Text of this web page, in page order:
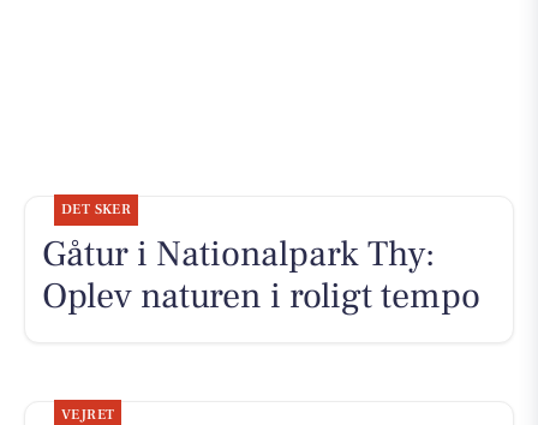
DET SKER
Gåtur i Nationalpark Thy:
Oplev naturen i roligt tempo
VEJRET